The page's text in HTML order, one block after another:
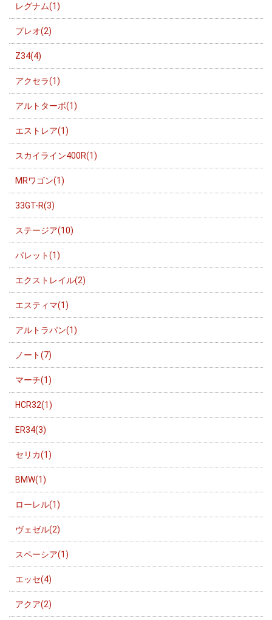
レグナム(1)
プレオ(2)
Z34(4)
アクセラ(1)
アルトターボ(1)
エストレア(1)
スカイライン400R(1)
MRワゴン(1)
33GT-R(3)
ステージア(10)
パレット(1)
エクストレイル(2)
エスティマ(1)
アルトラパン(1)
ノート(7)
マーチ(1)
HCR32(1)
ER34(3)
セリカ(1)
BMW(1)
ローレル(1)
ヴェゼル(2)
スペーシア(1)
エッセ(4)
アクア(2)